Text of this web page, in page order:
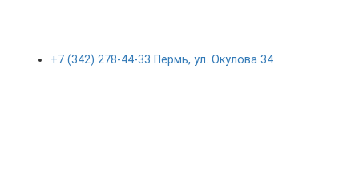
+7 (342) 278-44-33 Пермь, ул. Окулова 34